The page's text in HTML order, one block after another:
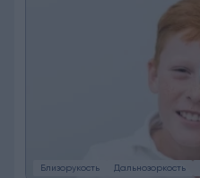
Близорукость Дальнозоркость